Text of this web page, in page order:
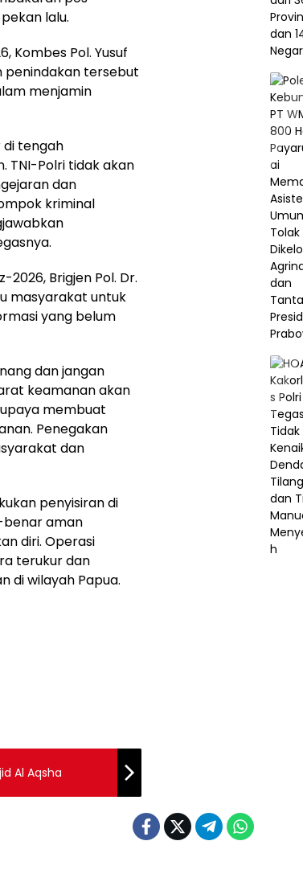
lalu.
Kombes Pol. Yusuf
penindakan tersebut
menjamin
di tengah
TNI-Polri tidak akan
dan
kriminal
Brigjen Pol. Dr.
masyarakat untuk
yang belum
dan jangan
keamanan akan
membuat
Penegakan
dan
penyisiran di
benar aman
diri. Operasi
terukur dan
di wilayah Papua.
Al Aqsha